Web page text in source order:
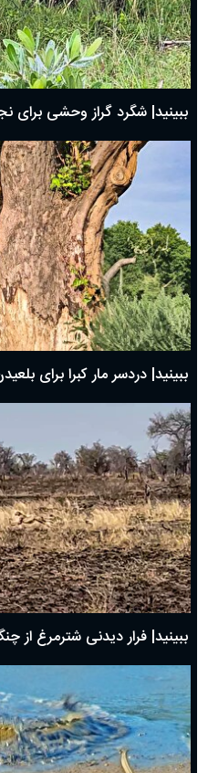
ببینید| شگرد گراز وحشی برای
ببینید| دردسر مار کبرا برای
ببینید| فرار دیدنی شترمرغ از